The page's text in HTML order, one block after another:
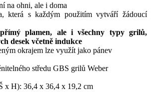
na ohni, ale i doma
která s každým použitím vytváří žádoucí
plamen, ale i všechny typy grilů,
desek včetně indukce
okrajem lze využít jako pánev
středu GBS grilů Weber
x H): 36,4 x 36,4 x 19,2 cm